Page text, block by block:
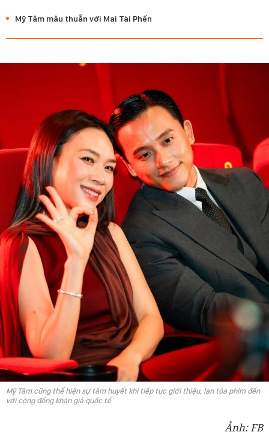
Mỹ Tâm mâu thuẫn với Mai Tài Phến
Mỹ Tâm cũng thể hiện sự tâm huyết khi tiếp tục giới thiệu, lan tỏa phim đến
với cộng đồng khán giả quốc tế
Ảnh: FB